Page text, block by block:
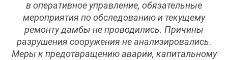
в оперативное управление, обязательные
мероприятия по обследованию и текущему
ремонту дамбы не проводились. Причины
разрушения сооружения не анализировались.
Меры к предотвращению аварии, капитальному